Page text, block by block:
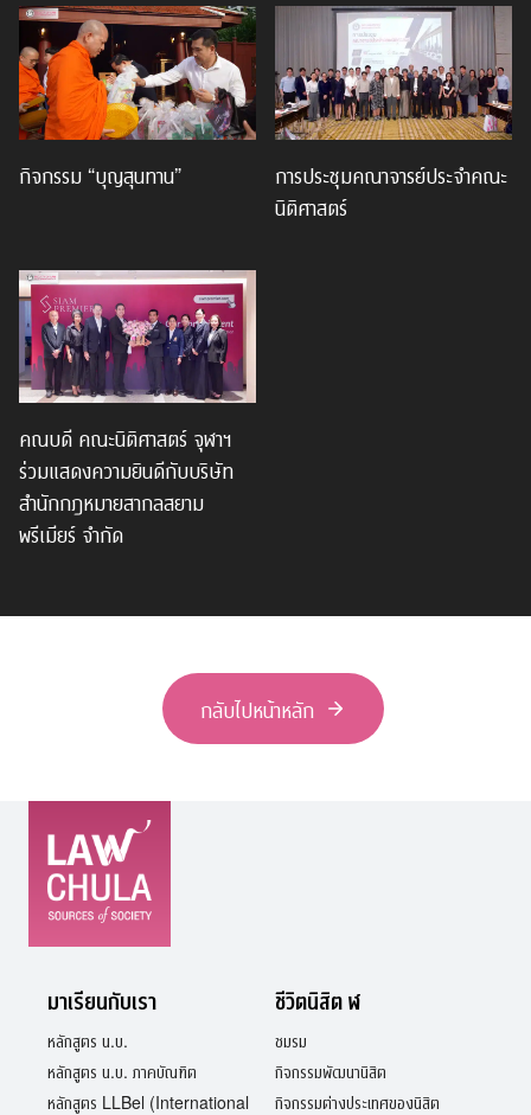
กิจกรรม “บุญสุนทาน”
การประชุมคณาจารย์ประจำคณะ
นิติศาสตร์
คณบดี คณะนิติศาสตร์ จุฬาฯ
ร่วมแสดงความยินดีกับบริษัท
สำนักกฎหมายสากลสยาม
พรีเมียร์ จำกัด
กลับไปหน้าหลัก
มาเรียนกับเรา
หลักสูตร น.บ.
หลักสูตร น.บ. ภาคบัณฑิต
หลักสูตร LLBel (International
ชีวิตนิสิต ฬ
ชมรม
กิจกรรมพัฒนานิสิต
กิจกรรมต่างประเทศของนิสิต